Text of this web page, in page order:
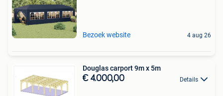
Bezoek website 4 aug 26
Douglas carport 9m x 5m
€ 4.000,00 Details